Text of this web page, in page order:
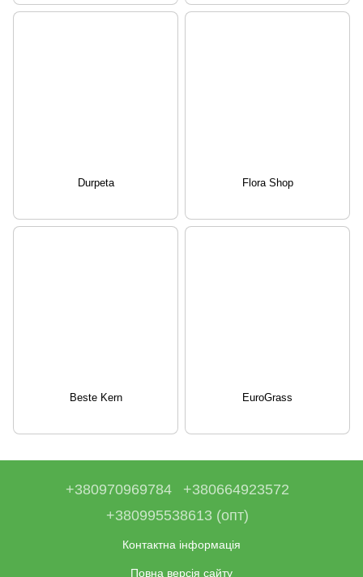
Durpeta Flora Shop
Beste Kern EuroGrass
+380970969784
+380664923572
+380995538613 (опт)
Контактна інформація
Повна версія сайту